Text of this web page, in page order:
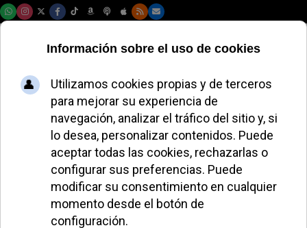
La presidenta de
Costa Rica pone su
mandato a los pies
de la Virgen